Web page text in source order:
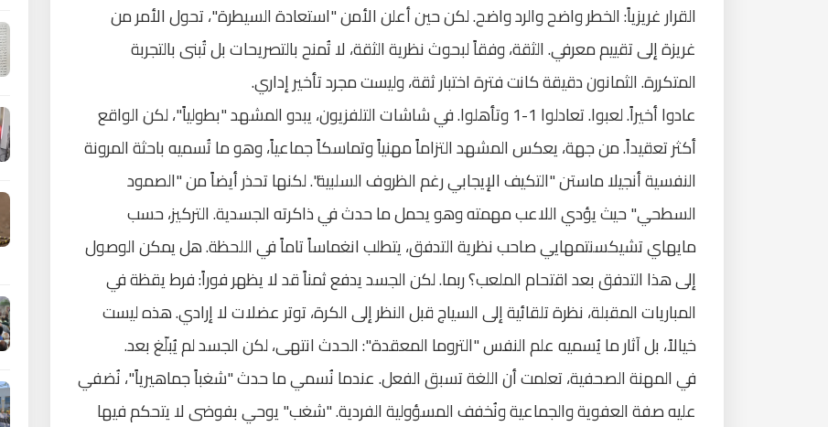
القرار غريزياً: الخطر واضح والرد واضح. لكن حين أعلن الأمن "استعادة السيطرة"، تحول الأمر من
غريزة إلى تقييم معرفي. الثقة، وفقاً لبحوث نظرية الثقة، لا تُمنح بالتصريحات بل تُبنى بالتجربة
المتكررة. الثمانون دقيقة كانت فترة اختبار ثقة، وليست مجرد تأخير إداري.
عادوا أخيراً. لعبوا. تعادلوا 1-1 وتأهلوا. في شاشات التلفزيون، يبدو المشهد "بطولياً"، لكن الواقع
أكثر تعقيداً. من جهة، يعكس المشهد التزاماً مهنياً وتماسكاً جماعياً، وهو ما تُسميه باحثة المرونة
النفسية أنجيلا ماستن "التكيف الإيجابي رغم الظروف السلبية". لكنها تحذر أيضاً من "الصمود
السطحي" حيث يؤدي اللاعب مهمته وهو يحمل ما حدث في ذاكرته الجسدية. التركيز، حسب
مايهاي تشيكسنتمهايي صاحب نظرية التدفق، يتطلب انغماساً تاماً في اللحظة. هل يمكن الوصول
إلى هذا التدفق بعد اقتحام الملعب؟ ربما. لكن الجسد يدفع ثمناً قد لا يظهر فوراً: فرط يقظة في
المباريات المقبلة، نظرة تلقائية إلى السياج قبل النظر إلى الكرة، توتر عضلات لا إرادي. هذه ليست
خيالاً، بل آثار ما يُسميه علم النفس "التروما المعقدة": الحدث انتهى، لكن الجسد لم يُبلّغ بعد.
في المهنة الصحفية، تعلمت أن اللغة تسبق الفعل. عندما نُسمي ما حدث "شغباً جماهيرياً"، نُضفي
عليه صفة العفوية والجماعية ونُخفف المسؤولية الفردية. "شغب" يوحي بفوضى لا يتحكم فيها